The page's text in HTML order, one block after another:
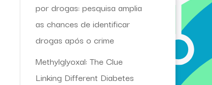
por drogas: pesquisa amplia
as chances de identificar
drogas após o crime
Methylglyoxal: The Clue
Linking Different Diabetes